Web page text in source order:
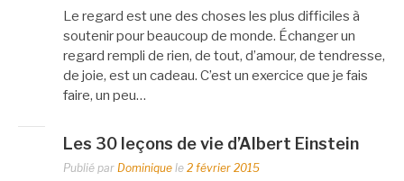
Le regard est une des choses les plus difficiles à
soutenir pour beaucoup de monde. Échanger un
regard rempli de rien, de tout, d’amour, de tendresse,
de joie, est un cadeau. C’est un exercice que je fais
faire, un peu…
Les 30 leçons de vie d’Albert Einstein
Publié par Dominique le 2 février 2015